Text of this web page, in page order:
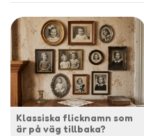
Klassiska flicknamn som
är på väg tillbaka?